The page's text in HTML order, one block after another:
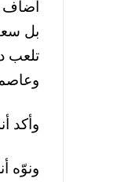
أضاف
بل
تلعب
وأكد
ونوّه